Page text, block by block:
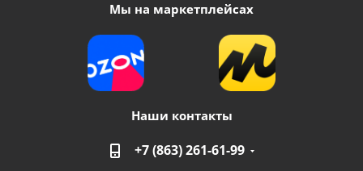
Мы на маркетплейсах
Наши контакты
+7 (863) 261-61-99